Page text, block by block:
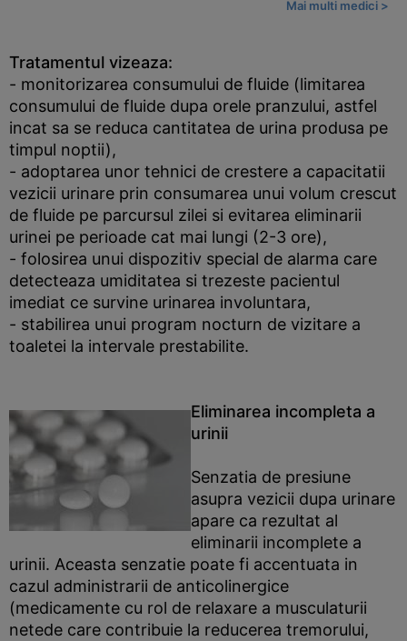
Mai multi medici >
Tratamentul vizeaza:
- monitorizarea consumului de fluide (limitarea
consumului de fluide dupa orele pranzului, astfel
incat sa se reduca cantitatea de urina produsa pe
timpul noptii),
- adoptarea unor tehnici de crestere a capacitatii
vezicii urinare prin consumarea unui volum crescut
de fluide pe parcursul zilei si evitarea eliminarii
urinei pe perioade cat mai lungi (2-3 ore),
- folosirea unui dispozitiv special de alarma care
detecteaza umiditatea si trezeste pacientul
imediat ce survine urinarea involuntara,
- stabilirea unui program nocturn de vizitare a
toaletei la intervale prestabilite.
Eliminarea incompleta a
urinii
Senzatia de presiune
asupra vezicii dupa urinare
apare ca rezultat al
eliminarii incomplete a
urinii. Aceasta senzatie poate fi accentuata in
cazul administrarii de anticolinergice
(medicamente cu rol de relaxare a musculaturii
netede care contribuie la reducerea tremorului,